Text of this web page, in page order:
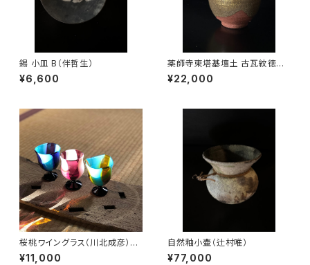
錫 小皿 B（伴哲生）
¥6,600
薬師寺東塔基壇土 古瓦紋徳利
（尾西宏紀）
¥22,000
桜桃ワイングラス（川北成彦）ピ
ンクのみ在庫あり
¥11,000
自然釉小壷（辻村唯）
¥77,000